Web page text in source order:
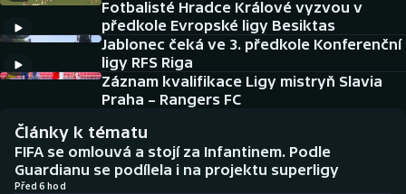
DALŠÍ SPORTY
Americký fotbal
Baseball a softbal
Basketbal
NEPŘEHLÉDNĚTE
Soutěže
Historické návraty
Fotbalisté Hradce Králové vyzvou v
předkole Evropské ligy Besiktas
Jablonec čeká ve 3. předkole Konferenční
ligy RFS Riga
Záznam kvalifikace Ligy mistryň Slavia
Praha – Rangers FC
Články k tématu
FIFA se omlouvá a stojí za Infantinem. Podle
Guardianu se podílela i na projektu superligy
Před 6 hod